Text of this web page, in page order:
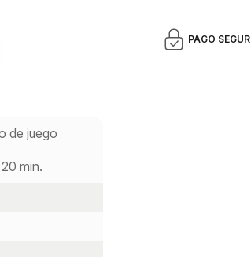
PAGO
de juego
min.